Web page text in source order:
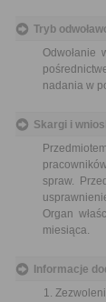
Tryb
Odwołanie
nadania w
Skargi i
spraw.
Organ
miesiąca.
Informacje